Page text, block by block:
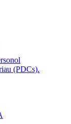
(PDCs).